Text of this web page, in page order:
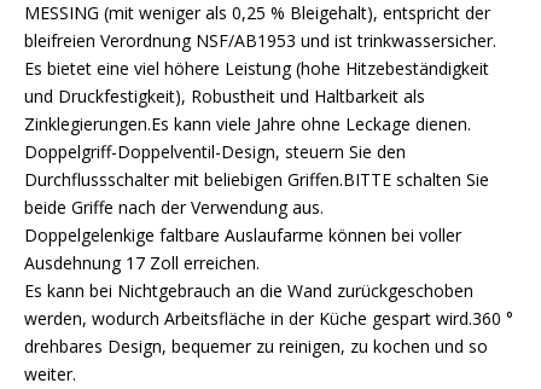
MESSING (mit weniger als 0,25 % Bleigehalt), entspricht der
bleifreien Verordnung NSF/AB1953 und ist trinkwassersicher.
Es bietet eine viel höhere Leistung (hohe Hitzebeständigkeit
und Druckfestigkeit), Robustheit und Haltbarkeit als
Zinklegierungen.Es kann viele Jahre ohne Leckage dienen.
Doppelgriff-Doppelventil-Design, steuern Sie den
Durchflussschalter mit beliebigen Griffen.BITTE schalten Sie
beide Griffe nach der Verwendung aus.
Doppelgelenkige faltbare Auslaufarme können bei voller
Ausdehnung 17 Zoll erreichen.
Es kann bei Nichtgebrauch an die Wand zurückgeschoben
werden, wodurch Arbeitsfläche in der Küche gespart wird.360 °
drehbares Design, bequemer zu reinigen, zu kochen und so
weiter.